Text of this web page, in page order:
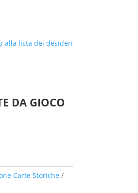
alla lista dei desideri
DA GIOCO
Carte Storiche